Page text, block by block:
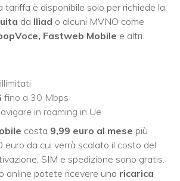
tariffa è disponibile solo per richiede la
da Iliad o alcuni MVNO come
Fastweb Mobile e altri.
fino a 30 Mbps
in roaming in Ue
costa 9,99 euro al mese più
euro da cui verrà scalato il costo del
SIM e spedizione sono gratis.
online potete ricevere una ricarica